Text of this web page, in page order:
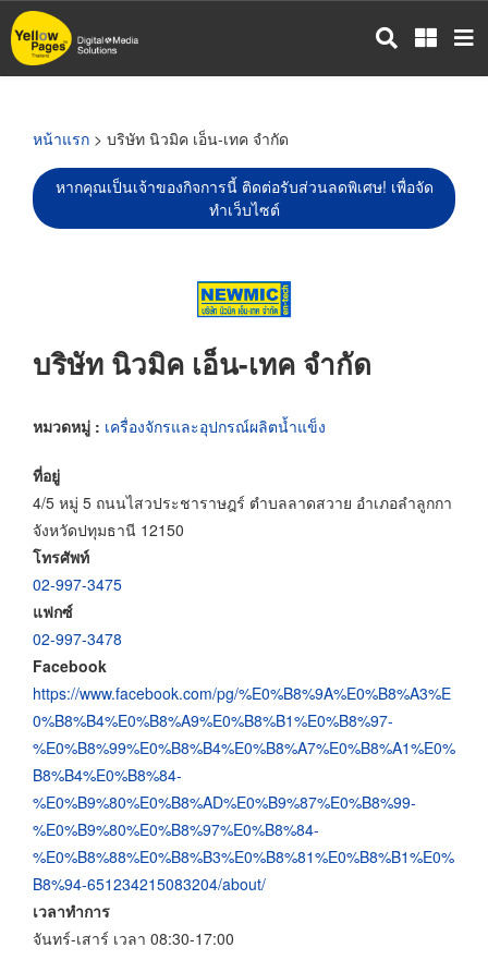
ข้าม
ไป
หน้าแรก > บริษัท นิวมิค เอ็น-เทค จำกัด
หากคุณเป็นเจ้าของกิจการนี้ ติดต่อรับส่วนลดพิเศษ! เพื่อจัด
ทำเว็บไซต์
บริษัท นิวมิค เอ็น-เทค จำกัด
หมวดหมู่ : เครื่องจักรและอุปกรณ์ผลิตน้ำแข็ง
ที่อยู่
4/5 หมู่ 5 ถนนไสวประชาราษฎร์ ตำบลลาดสวาย อำเภอลำลูกกา
จังหวัดปทุมธานี 12150
โทรศัพท์
02-997-3475
แฟกซ์
02-997-3478
Facebook
https://www.facebook.com/pg/%E0%B8%9A%E0%B8%A3%E
0%B8%B4%E0%B8%A9%E0%B8%B1%E0%B8%97-
%E0%B8%99%E0%B8%B4%E0%B8%A7%E0%B8%A1%E0%
B8%B4%E0%B8%84-
%E0%B9%80%E0%B8%AD%E0%B9%87%E0%B8%99-
%E0%B9%80%E0%B8%97%E0%B8%84-
%E0%B8%88%E0%B8%B3%E0%B8%81%E0%B8%B1%E0%
B8%94-651234215083204/about/
เวลาทำการ
จันทร์-เสาร์ เวลา 08:30-17:00